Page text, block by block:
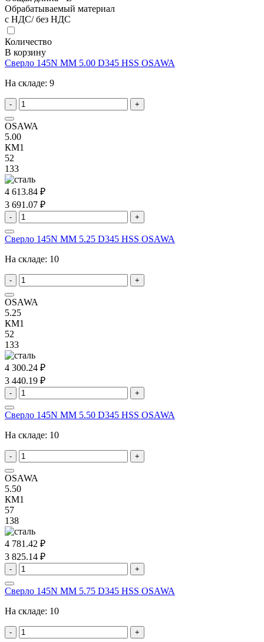
Обрабатываемый материал
с НДС/ без НДС
Количество
В корзину
Сверло 145N MM 5.00 D345 HSS OSAWA
На складе: 9
- +
OSAWA
5.00
КМ1
52
133
4 613.84 ₽
3 691.07 ₽
- +
Сверло 145N MM 5.25 D345 HSS OSAWA
На складе: 10
- +
OSAWA
5.25
КМ1
52
133
4 300.24 ₽
3 440.19 ₽
- +
Сверло 145N MM 5.50 D345 HSS OSAWA
На складе: 10
- +
OSAWA
5.50
КМ1
57
138
4 781.42 ₽
3 825.14 ₽
- +
Сверло 145N MM 5.75 D345 HSS OSAWA
На складе: 10
- +